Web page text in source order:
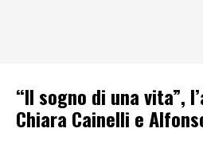
“Il sogno di una vita”,
Chiara Cainelli e